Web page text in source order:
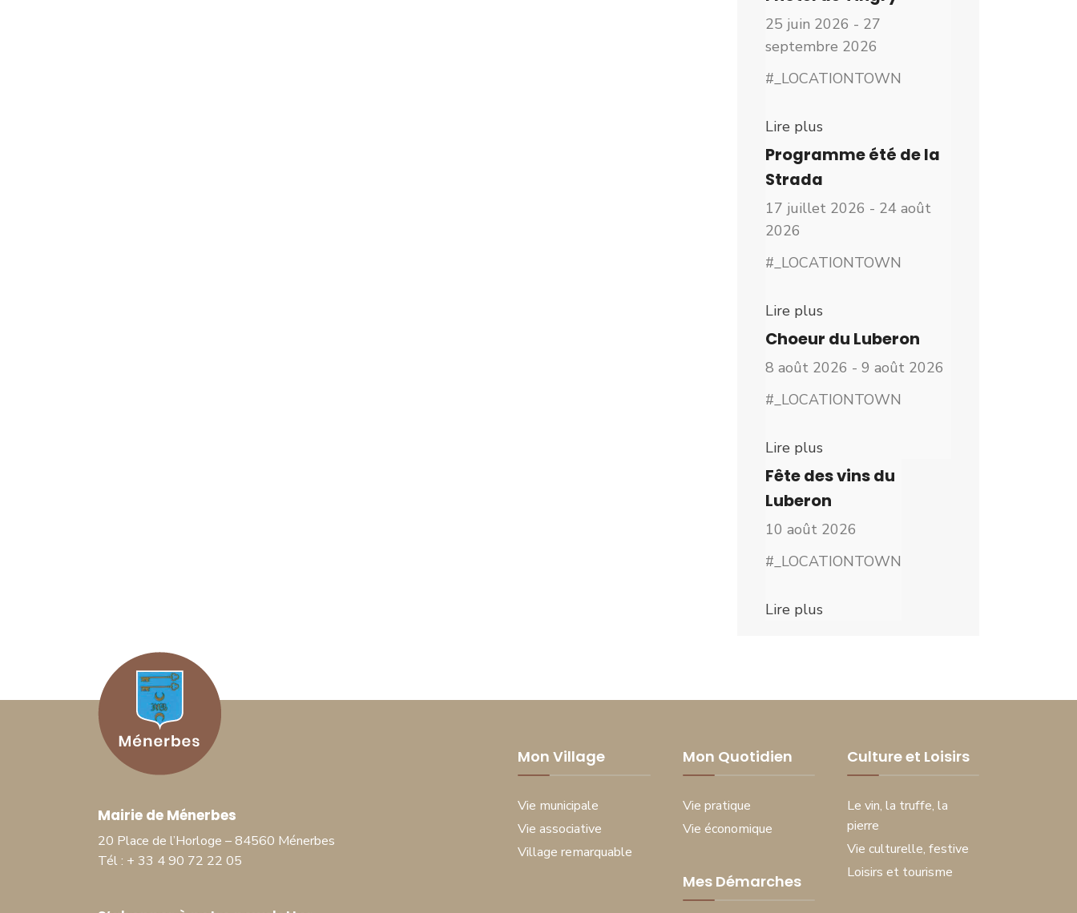
25 juin 2026 - 27
septembre 2026
#_LOCATIONTOWN
Lire plus
Programme été de la
Strada
17 juillet 2026 - 24 août
2026
#_LOCATIONTOWN
Lire plus
Choeur du Luberon
8 août 2026 - 9 août 2026
#_LOCATIONTOWN
Lire plus
Fête des vins du
Luberon
10 août 2026
#_LOCATIONTOWN
Lire plus
Mairie de Ménerbes
20 Place de l’Horloge – 84560 Ménerbes
Tél : + 33 4 90 72 22 05
Mon Village
Vie municipale
Vie associative
Village remarquable
Mon Quotidien
Vie pratique
Vie économique
Mes Démarches
Culture et Loisirs
Le vin, la truffe, la
pierre
Vie culturelle, festive
Loisirs et tourisme